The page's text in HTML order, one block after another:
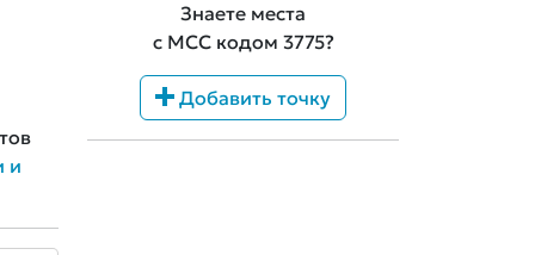
и
Знаете места
с MCC кодом 3775?
Добавить точку